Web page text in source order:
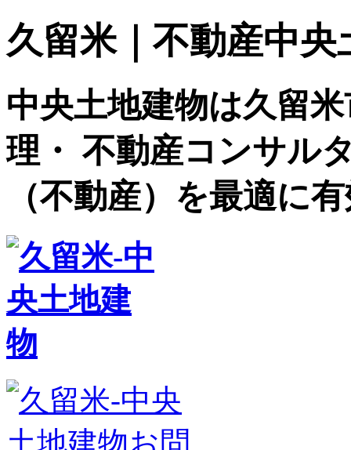
久留米｜不動産中
中央土地建物は久留
理・ 不動産コンサル
（不動産）を最適に